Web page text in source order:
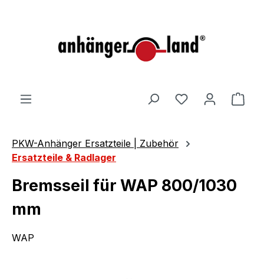
PKW-Anhänger Ersatzteile | Zubehör
Ersatzteile & Radlager
Bremsseil für WAP 800/1030
mm
WAP